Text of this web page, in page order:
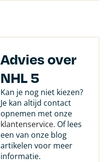
Advies over
NHL 5
Kan je nog niet kiezen?
Je kan altijd contact
opnemen met onze
klantenservice. Of lees
een van onze blog
artikelen voor meer
informatie.